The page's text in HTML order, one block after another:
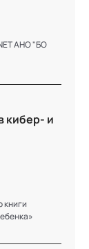
«Буллинг:
АНО "БО
кибер- и
книги